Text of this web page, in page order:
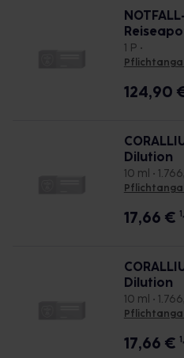
1 P •
124,90
Dilution
10 ml •
17,66 €
Dilution
10 ml •
17,66 €